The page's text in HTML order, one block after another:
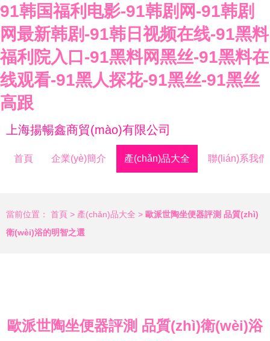
91韩国福利电影-91韩剧网-91韩剧
网最新韩剧-91韩日视频在线-91黑料
福利院入口-91黑料网黑丝-91黑料在
线观看-91黑人探花-91黑丝-91黑丝
高跟
上海揚暢鑫商貿(mào)有限公司
首頁 企業(yè)簡介 產(chǎn)品大全 聯(lián)系我們
當前位置： 首頁 > 產(chǎn)品大全 > 歐派世陶坐便器評測 品質(zhì)
衛(wèi)浴的明智之選
歐派世陶坐便器評測 品質(zhì)衛(wèi)浴